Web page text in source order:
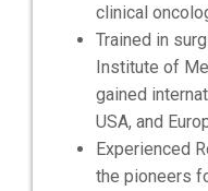
clinical
Trained in
Institute of
gained
USA, and
Experienced
the pioneers